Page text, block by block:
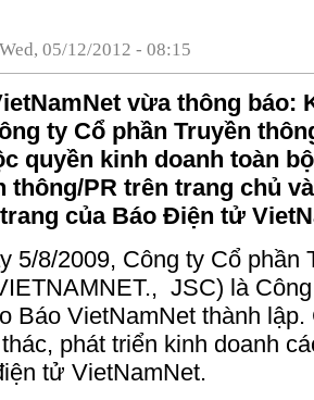
05/12/2012 - 08:15
vừa thông báo:
ty Cổ phần Truyền
quyền kinh doanh toàn
thông/PR trên trang chủ
của Báo Điện tử
5/8/2009, Công ty Cổ phần
JSC) là
Báo VietNamNet thành
phát triển kinh doanh
tử VietNamNet.